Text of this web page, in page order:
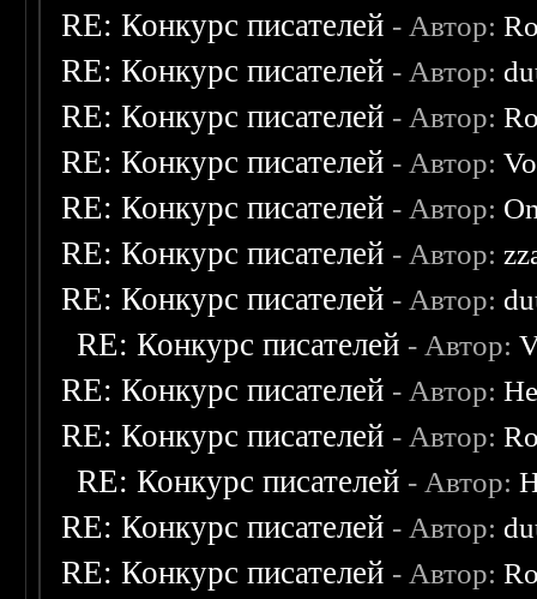
RE: Конкурс писателей - Автор:
RE: Конкурс писателей - Автор:
RE: Конкурс писателей - Автор:
RE: Конкурс писателей - Автор:
RE: Конкурс писателей - Автор:
RE: Конкурс писателей - Автор:
RE: Конкурс писателей - Автор:
RE: Конкурс писателей - Автор:
RE: Конкурс писателей - Автор:
RE: Конкурс писателей - Автор:
RE: Конкурс писателей - Автор:
RE: Конкурс писателей - Автор:
RE: Конкурс писателей - Автор: